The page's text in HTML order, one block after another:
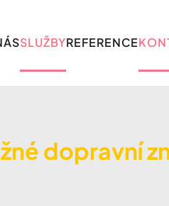
SLUŽBYREFERENCE
dopravní